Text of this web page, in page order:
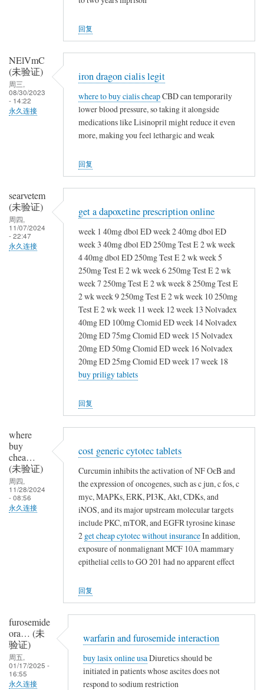
回复
NElVmC
(未验证)
周三,
08/30/2023
- 14:22
永久连接
iron dragon cialis legit
where to buy cialis cheapCBD can temporarily
lower blood pressure, so taking it alongside
medications like Lisinopril might reduce it even
more, making you feel lethargic and weak
回复
searvetem
(未验证)
周四,
11/07/2024
- 22:47
永久连接
get a dapoxetine prescription online
week 1 40mg dbol ED week 2 40mg dbol ED
week 3 40mg dbol ED 250mg Test E 2 wk week
4 40mg dbol ED 250mg Test E 2 wk week 5
250mg Test E 2 wk week 6 250mg Test E 2 wk
week 7 250mg Test E 2 wk week 8 250mg Test E
2 wk week 9 250mg Test E 2 wk week 10 250mg
Test E 2 wk week 11 week 12 week 13 Nolvadex
40mg ED 100mg Clomid ED week 14 Nolvadex
20mg ED 75mg Clomid ED week 15 Nolvadex
20mg ED 50mg Clomid ED week 16 Nolvadex
20mg ED 25mg Clomid ED week 17 week 18
buy priligy tablets
回复
where
buy
chea…
(未验证)
周四,
11/28/2024
- 08:56
永久连接
cost generic cytotec tablets
Curcumin inhibits the activation of NF ОєB and
the expression of oncogenes, such as c jun, c fos, c
myc, MAPKs, ERK, PI3K, Akt, CDKs, and
iNOS, and its major upstream molecular targets
include PKC, mTOR, and EGFR tyrosine kinase
2 get cheap cytotec without insuranceIn addition,
exposure of nonmalignant MCF 10A mammary
epithelial cells to GO 201 had no apparent effect
回复
furosemide
ora… (未
验证)
周五,
01/17/2025 -
16:55
永久连接
warfarin and furosemide interaction
buy lasix online usaDiuretics should be
initiated in patients whose ascites does not
respond to sodium restriction